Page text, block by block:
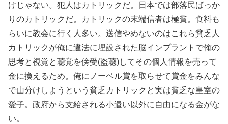
けじゃない。犯人はカトリックだ。日本では部落民ばっか
りのカトリックだ。カトリックの末端信者は極貧。食料も
らいに教会に行く人多い。送信やめないのはこれら貧乏人
カトリックが俺に違法に埋設された脳インプラントで俺の
思考と視覚と聴覚を傍受(盗聴)してその個人情報を売って
金に換えるため。俺にノーベル賞を取らせて賞金をみんな
で山分けしようという貧乏カトリックと実は貧乏な皇室の
愛子。政府から支給される小遣い以外に自由になる金がな
い。